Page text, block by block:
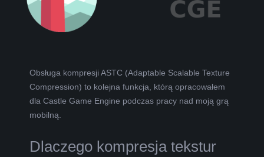
Obsługa kompresji ASTC (Adaptable Scalable Texture
Compression) to kolejna funkcja, którą opracowałem
dla Castle Game Engine podczas pracy nad moją grą
mobilną.
Dlaczego kompresja tekstur